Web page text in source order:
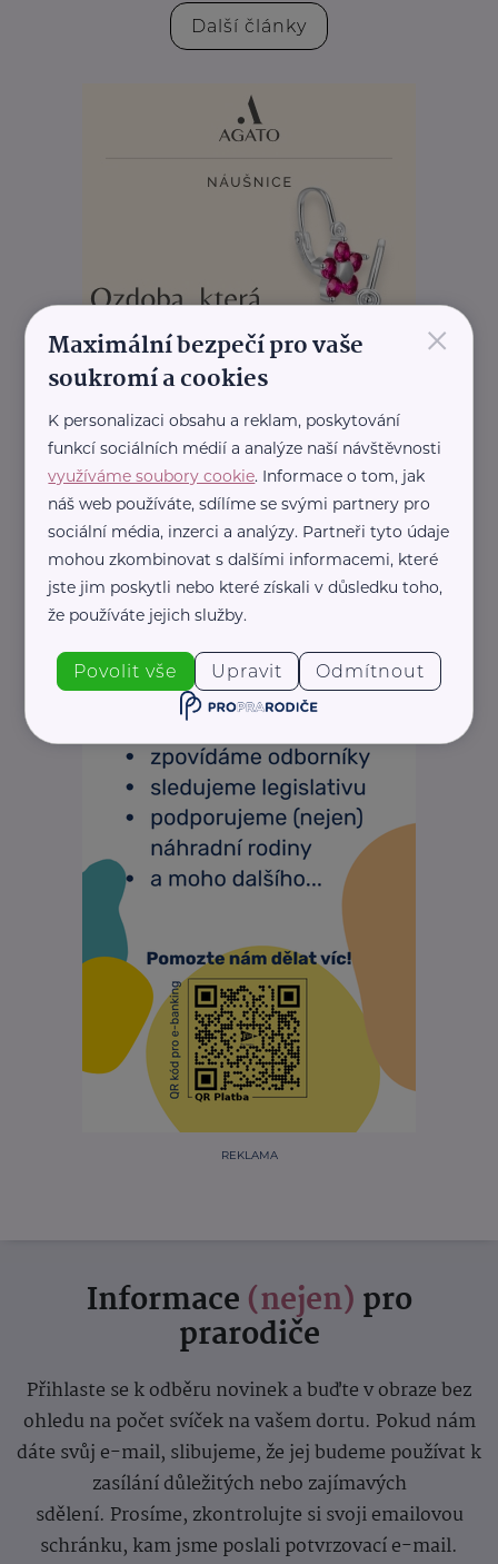
Další články
REKLAMA
REKLAMA
Informace (nejen) pro
prarodiče
Přihlaste se k odběru novinek a buďte v obraze bez
ohledu na počet svíček na vašem dortu. Pokud nám
dáte svůj e-mail, slibujeme, že jej budeme používat k
zasílání důležitých nebo zajímavých
sdělení. Prosíme, zkontrolujte si svoji emailovou
schránku, kam jsme poslali potvrzovací e-mail.
×
Maximální bezpečí pro vaše
soukromí a cookies
K personalizaci obsahu a reklam, poskytování
funkcí sociálních médií a analýze naší návštěvnosti
využíváme soubory cookie. Informace o tom, jak
náš web používáte, sdílíme se svými partnery pro
sociální média, inzerci a analýzy. Partneři tyto údaje
mohou zkombinovat s dalšími informacemi, které
jste jim poskytli nebo které získali v důsledku toho,
že používáte jejich služby.
Povolit vše Upravit Odmítnout